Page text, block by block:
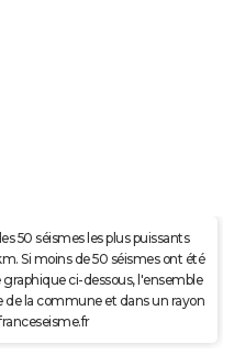
50 séismes les plus puissants
Si moins de 50 séismes ont été
ci-dessous, l'ensemble
de la commune et dans un rayon